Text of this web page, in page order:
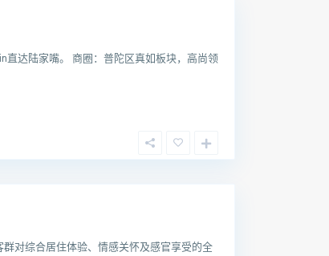
达陆家嘴。 商圈：普陀区真如板块，高尚领
对综合居住体验、情感关怀及感官享受的全